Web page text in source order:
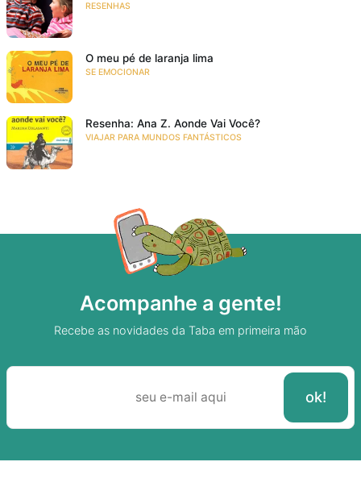
RESENHAS
O meu pé de laranja lima
SE EMOCIONAR
Resenha: Ana Z. Aonde Vai Você?
VIAJAR PARA MUNDOS FANTÁSTICOS
Acompanhe a gente!
Recebe as novidades da Taba em primeira mão